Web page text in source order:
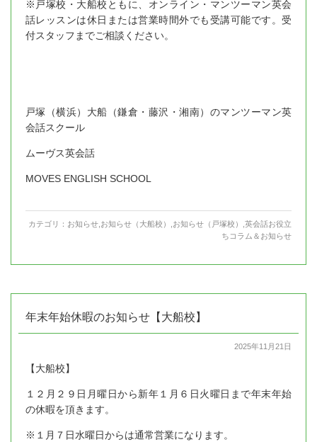
※戸塚校・大船校ともに、オンライン・マンツーマン英会
話レッスンは休日または営業時間外でも受講可能です。受
付スタッフまでご相談ください。
戸塚（横浜）大船（鎌倉・藤沢・湘南）のマンツーマン英
会話スクール
ムーヴス英会話
MOVES ENGLISH SCHOOL
カテゴリ： お知らせ お知らせ（大船校） お知らせ（戸塚校）
英会話お役立
ちコラム＆お知らせ
年末年始休暇のお知らせ【大船校】
2025年11月21日
【大船校】
１２月２９日月曜日から新年１月６日火曜日まで年末年始
の休暇を頂きます。
※１月７日水曜日からは通常営業になります。